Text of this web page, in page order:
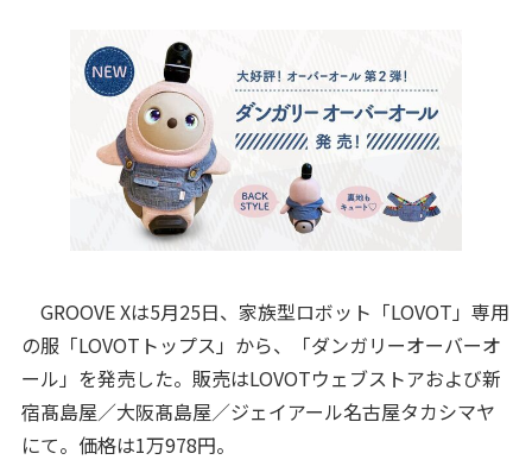
GROOVE Xは5月25日、家族型ロボット「LOVOT」専用
の服「LOVOTトップス」から、「ダンガリーオーバーオ
ール」を発売した。販売はLOVOTウェブストアおよび新
宿髙島屋／大阪髙島屋／ジェイアール名古屋タカシマヤ
にて。価格は1万978円。